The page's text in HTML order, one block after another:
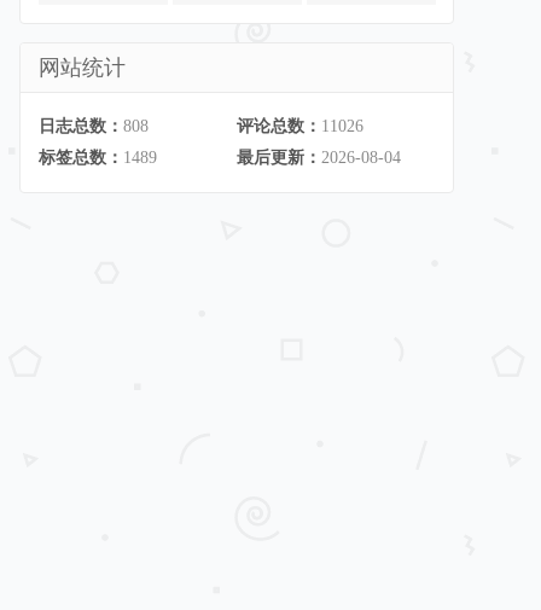
网站统计
日志总数： 808 评论总数： 11026
标签总数： 1489 最后更新： 2026-08-04